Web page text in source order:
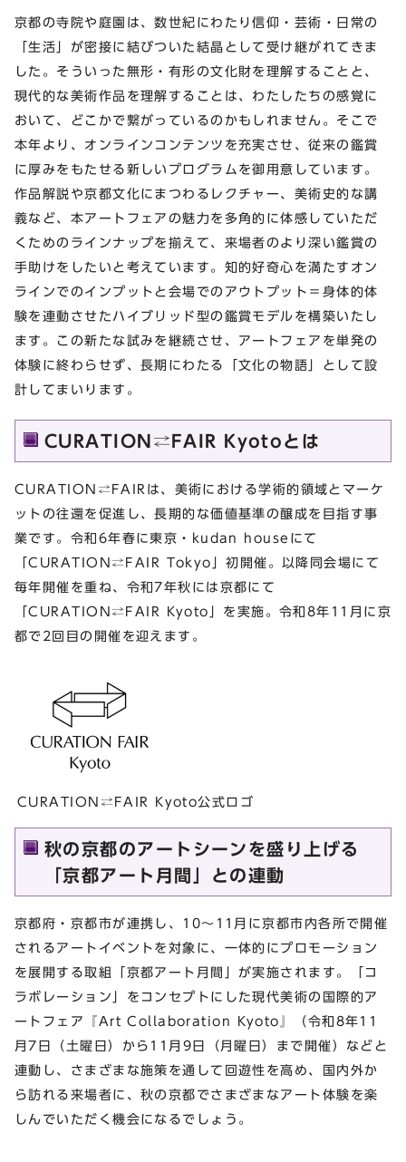
京都の寺院や庭園は、数世紀にわたり信仰・芸術・⽇常の
「⽣活」が密接に結びついた結晶として受け継がれてきま
した。そういった無形・有形の⽂化財を理解することと、
現代的な美術作品を理解することは、わたしたちの感覚に
おいて、どこかで繋がっているのかもしれません。そこで
本年より、オンラインコンテンツを充実させ、従来の鑑賞
に厚みをもたせる新しいプログラムを御⽤意しています。
作品解説や京都⽂化にまつわるレクチャー、美術史的な講
義など、本アートフェアの魅⼒を多⾓的に体感していただ
くためのラインナップを揃えて、来場者のより深い鑑賞の
⼿助けをしたいと考えています。知的好奇⼼を満たすオン
ラインでのインプットと会場でのアウトプット＝⾝体的体
験を連動させたハイブリッド型の鑑賞モデルを構築いたし
ます。この新たな試みを継続させ、アートフェアを単発の
体験に終わらせず、⻑期にわたる「⽂化の物語」として設
計してまいります。
CURATION⇄FAIR Kyotoとは
CURATION⇄FAIRは、美術における学術的領域とマーケ
ットの往還を促進し、長期的な価値基準の醸成を目指す事
業です。令和6年春に東京・kudan houseにて
「CURATION⇄FAIR Tokyo」初開催。以降同会場にて
毎年開催を重ね、令和7年秋には京都にて
「CURATION⇄FAIR Kyoto」を実施。令和8年11月に京
都で2回目の開催を迎えます。
CURATION⇄FAIR Kyoto公式ロゴ
秋の京都のアートシーンを盛り上げる
「京都アート⽉間」との連動
京都府・京都市が連携し、10〜11⽉に京都市内各所で開催
されるアートイベントを対象に、⼀体的にプロモーション
を展開する取組「京都アート⽉間」が実施されます。「コ
ラボレーション」をコンセプトにした現代美術の国際的ア
ートフェア『Art Collaboration Kyoto』（令和8年11
⽉7⽇（⼟曜日）から11月9⽇（⽉曜日）まで開催）などと
連動し、さまざまな施策を通して回遊性を⾼め、国内外か
ら訪れる来場者に、秋の京都でさまざまなアート体験を楽
しんでいただく機会になるでしょう。